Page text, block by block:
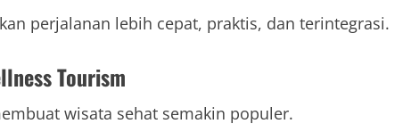
perjalanan lebih cepat, praktis, dan terintegrasi.
Tourism
wisata sehat semakin populer.